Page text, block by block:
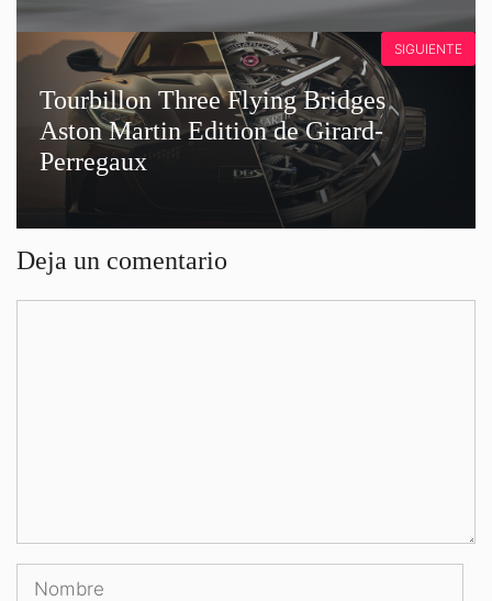
Tourbillon Three Flying Bridges
Aston Martin Edition de Girard-
Perregaux
SIGUIENTE
Deja un comentario
Nombre